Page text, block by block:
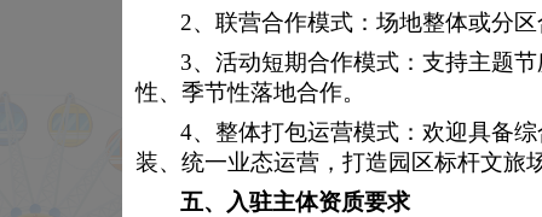
2、联营合作模式：场地整体或分
3、活动短期合作模式：支持主题
性、季节性落地合作。
4、整体打包运营模式：欢迎具备
装、统一业态运营，打造园区标杆文旅
五、 入驻主体资质要求
游园服务